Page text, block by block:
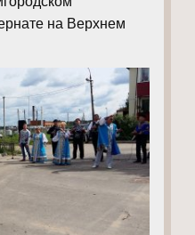
на Верхнем